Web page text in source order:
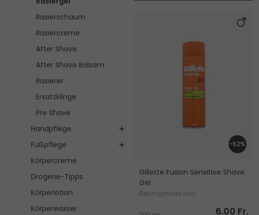
Rasierschaum
Rasiercreme
After Shave
After Shave Balsam
Rasierer
Ersatzklinge
Pre Shave
Handpflege
Fußpflege
Körpercreme
Drogerie-Tipps
Körperlotion
Körperwasser
-52%
Gillette Fusion Sensitive Shave
Gel
Beruhigendes und
6.00 Fr.